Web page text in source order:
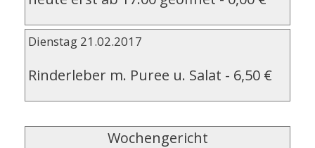
Dienstag 21.02.2017
Rinderleber m. Puree u. Salat - 6,50 €
Wochengericht